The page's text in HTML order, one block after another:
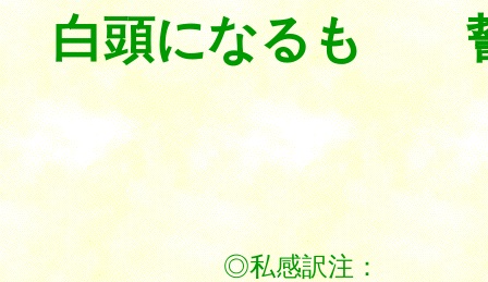
白頭になるも
◎私感訳注：